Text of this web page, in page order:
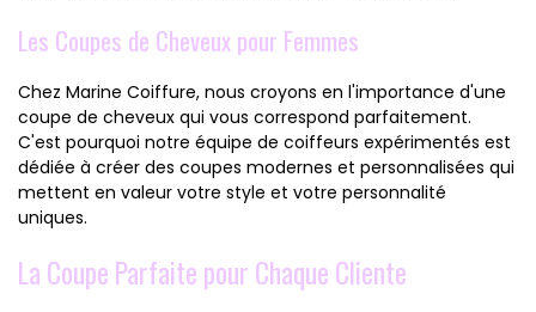
Les Coupes de Cheveux pour Femmes
Chez Marine Coiffure, nous croyons en l'importance d'une
coupe de cheveux qui vous correspond parfaitement.
C'est pourquoi notre équipe de coiffeurs expérimentés est
dédiée à créer des coupes modernes et personnalisées qui
mettent en valeur votre style et votre personnalité
uniques.
La Coupe Parfaite pour Chaque Cliente